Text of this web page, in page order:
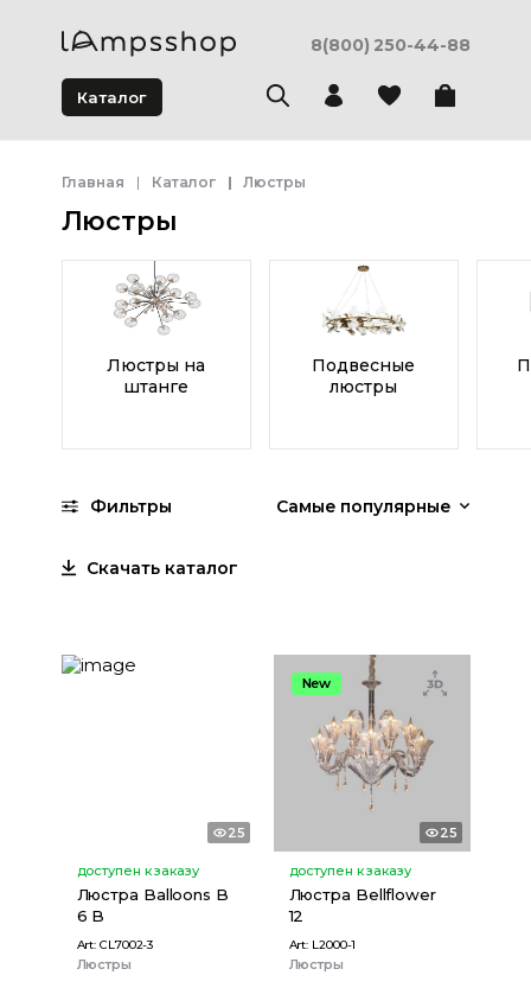
8(800) 250-44-88
Каталог
Главная Каталог Люстры
Люстры
Люстры на
штанге
Подвесные
люстры
Фильтры Самые популярные
Скачать каталог
25
доступен к заказу
Люстра Balloons B
6 B
Art: CL7002-3
Люстры
New
25
доступен к заказу
Люстра Bellflower
12
Art: L2000-1
Люстры